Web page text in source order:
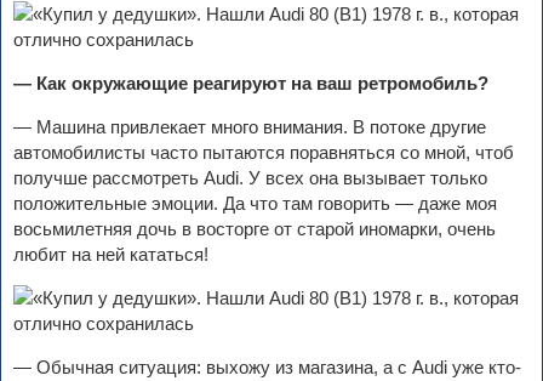
— Как окружающие реагируют на ваш ретромобиль?
— Машина привлекает много внимания. В потоке другие
автомобилисты часто пытаются поравняться со мной, чтоб
получше рассмотреть Audi. У всех она вызывает только
положительные эмоции. Да что там говорить — даже моя
восьмилетняя дочь в восторге от старой иномарки, очень
любит на ней кататься!
— Обычная ситуация: выхожу из магазина, а с Audi уже кто-